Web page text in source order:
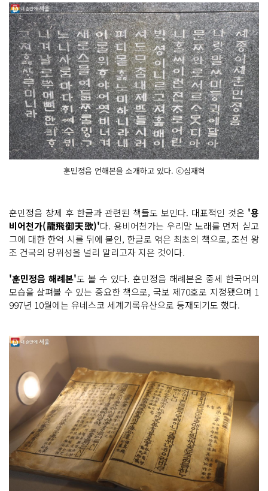
훈민정음 언해본을 소개하고 있다. ⓒ심재혁
훈민정음 창제 후 한글과 관련된 책들도 보인다. 대표적인 것은 '용
비어천가(龍飛御天歌)'다. 용비어천가는 우리말 노래를 먼저 싣고
그에 대한 한역 시를 뒤에 붙인, 한글로 엮은 최초의 책으로, 조선 왕
조 건국의 당위성을 널리 알리고자 지은 것이다.
'훈민정음 해례본'도 볼 수 있다. 훈민정음 해례본은 중세 한국어의
모습을 살펴볼 수 있는 중요한 책으로, 국보 제70호로 지정됐으며 1
997년 10월에는 유네스코 세계기록유산으로 등재되기도 했다.